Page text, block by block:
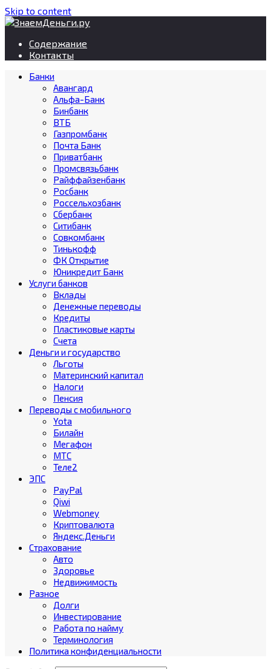
Skip to content
Содержание
Контакты
Банки
Авангард
Альфа-Банк
Бинбанк
ВТБ
Газпромбанк
Почта Банк
Приватбанк
Промсвязьбанк
Райффайзенбанк
Росбанк
Россельхозбанк
Сбербанк
Ситибанк
Совкомбанк
Тинькофф
ФК Открытие
Юникредит Банк
Услуги банков
Вклады
Денежные переводы
Кредиты
Пластиковые карты
Счета
Деньги и государство
Льготы
Материнский капитал
Налоги
Пенсия
Переводы с мобильного
Yota
Билайн
Мегафон
МТС
Теле2
ЭПС
PayPal
Qiwi
Webmoney
Криптовалюта
Яндекс.Деньги
Страхование
Авто
Здоровье
Недвижимость
Разное
Долги
Инвестирование
Работа по найму
Терминология
Политика конфиденциальности